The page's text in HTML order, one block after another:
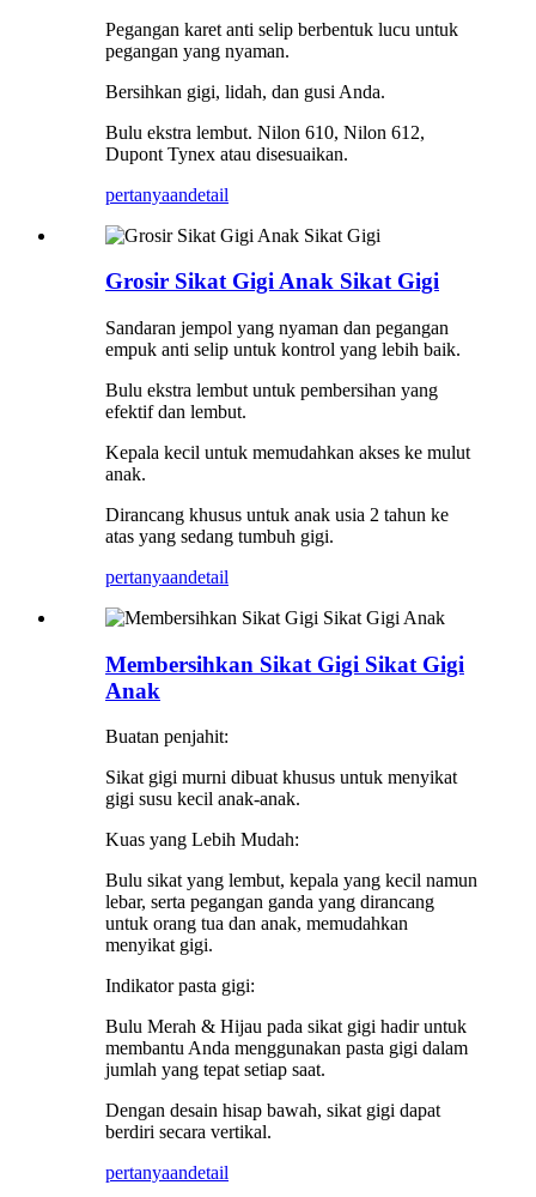
Pegangan karet anti selip berbentuk lucu untuk
pegangan yang nyaman.
Bersihkan gigi, lidah, dan gusi Anda.
Bulu ekstra lembut. Nilon 610, Nilon 612,
Dupont Tynex atau disesuaikan.
pertanyaandetail
Grosir Sikat Gigi Anak Sikat Gigi
Sandaran jempol yang nyaman dan pegangan
empuk anti selip untuk kontrol yang lebih baik.
Bulu ekstra lembut untuk pembersihan yang
efektif dan lembut.
Kepala kecil untuk memudahkan akses ke mulut
anak.
Dirancang khusus untuk anak usia 2 tahun ke
atas yang sedang tumbuh gigi.
pertanyaandetail
Membersihkan Sikat Gigi Sikat Gigi
Anak
Buatan penjahit:
Sikat gigi murni dibuat khusus untuk menyikat
gigi susu kecil anak-anak.
Kuas yang Lebih Mudah:
Bulu sikat yang lembut, kepala yang kecil namun
lebar, serta pegangan ganda yang dirancang
untuk orang tua dan anak, memudahkan
menyikat gigi.
Indikator pasta gigi:
Bulu Merah & Hijau pada sikat gigi hadir untuk
membantu Anda menggunakan pasta gigi dalam
jumlah yang tepat setiap saat.
Dengan desain hisap bawah, sikat gigi dapat
berdiri secara vertikal.
pertanyaandetail